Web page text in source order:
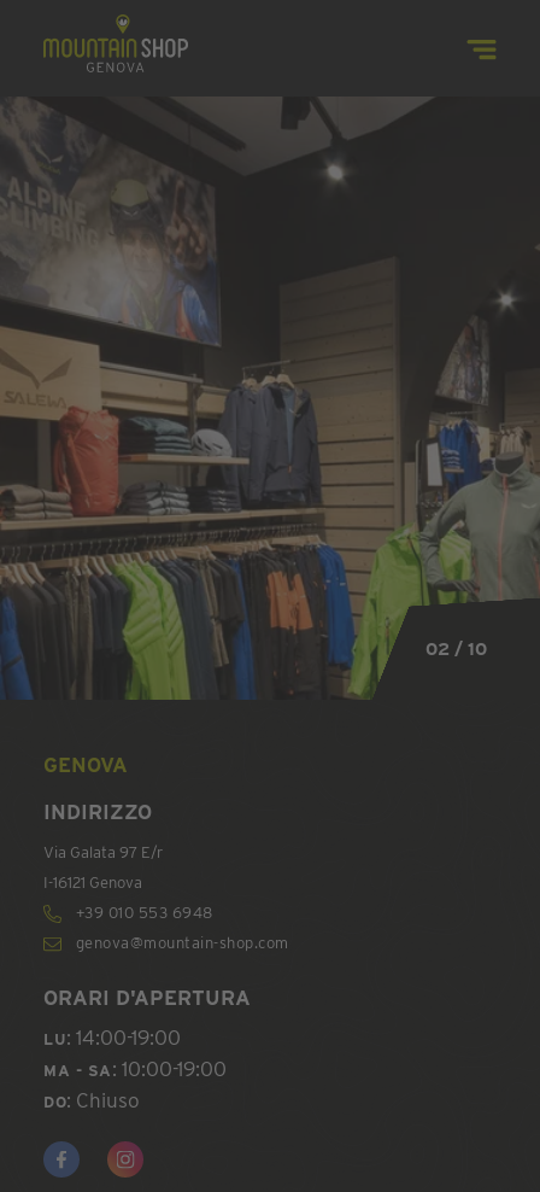
02 / 10
02 / 10
02 / 10
02 / 10
02 / 10
02 / 10
02 / 10
02 / 10
02 / 10
02 / 10
GENOVA
INDIRIZZO
Via Galata 97 E/r
I-16121 Genova
+39 010 553 6948
genova@mountain-shop.com
ORARI D'APERTURA
LU: 14:00-19:00
MA - SA : 10:00-19:00
DO: Chiuso